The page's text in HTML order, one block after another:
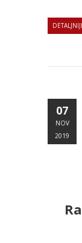
07
NOV
2019